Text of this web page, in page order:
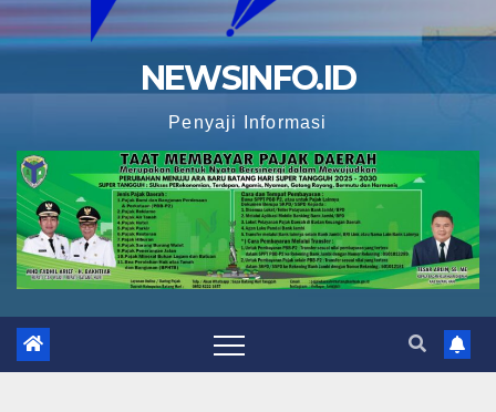
NEWSINFO.ID
Penyaji Informasi